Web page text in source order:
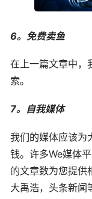
6。免费卖鱼
在上一篇文章中，
索。
7。自我媒体
我们的媒体应该为
钱。许多We媒体
的文章数为您提供
大禹浩，头条新闻